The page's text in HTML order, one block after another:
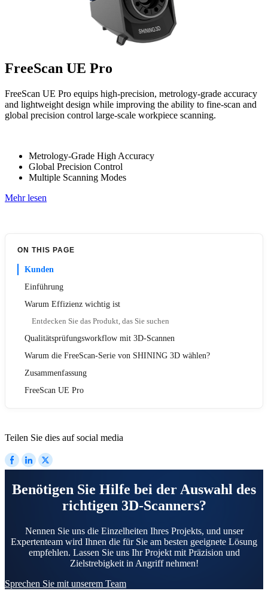
FreeScan UE Pro
FreeScan UE Pro equips high-precision, metrology-grade accuracy
and lightweight design while improving the ability to fine-scan and
global precision control large-scale workpiece scanning.
Metrology-Grade High Accuracy
Global Precision Control
Multiple Scanning Modes
Mehr lesen
ON THIS PAGE
Kunden
Einführung
Warum Effizienz wichtig ist
Entdecken Sie das Produkt, das Sie suchen
Qualitätsprüfungsworkflow mit 3D-Scannen
Warum die FreeScan-Serie von SHINING 3D wählen?
Zusammenfassung
FreeScan UE Pro
Teilen Sie dies auf social media
Benötigen Sie Hilfe bei der Auswahl des
richtigen 3D-Scanners?
Nennen Sie uns die Einzelheiten Ihres Projekts, und unser
Expertenteam wird Ihnen die für Sie am besten geeignete Lösung
empfehlen. Lassen Sie uns Ihr Projekt mit Präzision und
Zielstrebigkeit in Angriff nehmen!
Sprechen Sie mit unserem Team